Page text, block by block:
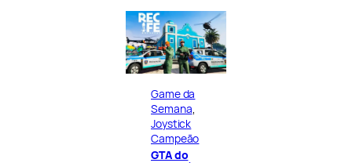
Game da
Semana
Joystick
Campeão
GTA do